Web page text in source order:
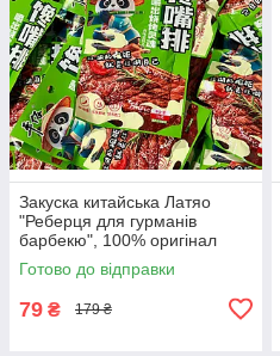
Закуска китайська Латяо
"Реберця для гурманів
барбекю", 100% оригінал
Китай
Готово до відправки
79 ₴ 179 ₴